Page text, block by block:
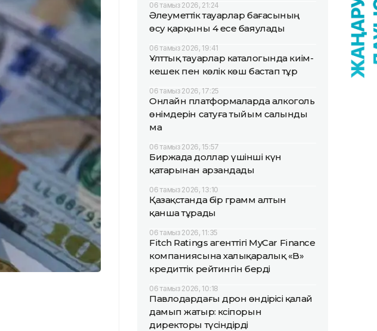
06 тамыз 2026, 21:24
Әлеуметтік тауарлар бағасының
өсу қарқыны 4 есе баяулады
06 тамыз 2026, 19:41
Ұлттық тауарлар каталогында киім-
кешек пен көлік көш бастап тұр
06 тамыз 2026, 17:25
Онлайн платформаларда алкоголь
өнімдерін сатуға тыйым салынды
ма
06 тамыз 2026, 15:57
Биржада доллар үшінші күн
қатарынан арзандады
06 тамыз 2026, 13:10
Қазақстанда бір грамм алтын
қанша тұрады
06 тамыз 2026, 11:35
Fitch Ratings агенттігі MyCar Finance
компаниясына халықаралық «B»
кредиттік рейтингін берді
06 тамыз 2026, 10:18
Павлодардағы дрон өндірісі қалай
дамып жатыр: кәсіпорын
директоры түсіндірді